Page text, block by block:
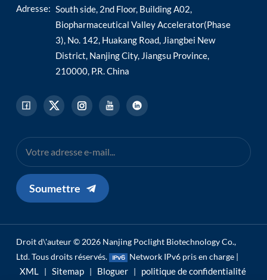
Adresse: South side, 2nd Floor, Building A02,
Biopharmaceutical Valley Accelerator(Phase
3), No. 142, Huakang Road, Jiangbei New
District, Nanjing City, Jiangsu Province,
210000, P.R. China
Soumettre
Droit d\'auteur © 2026 Nanjing Poclight Biotechnology Co.,
Ltd. Tous droits réservés.
Network IPv6 pris en charge |
XML | Sitemap | Bloguer | politique de confidentialité